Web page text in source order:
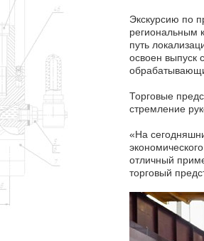
Экскурсию по
региональным
путь
освоен выпуск
Торговые
стремление
«На
отличный
торговый